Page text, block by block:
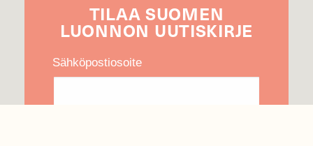
TILAA SUOMEN
LUONNON UUTIS­KIRJE
Sähköpostiosoite